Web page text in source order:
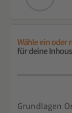
Wähle ein oder
für deine
Grundlagen